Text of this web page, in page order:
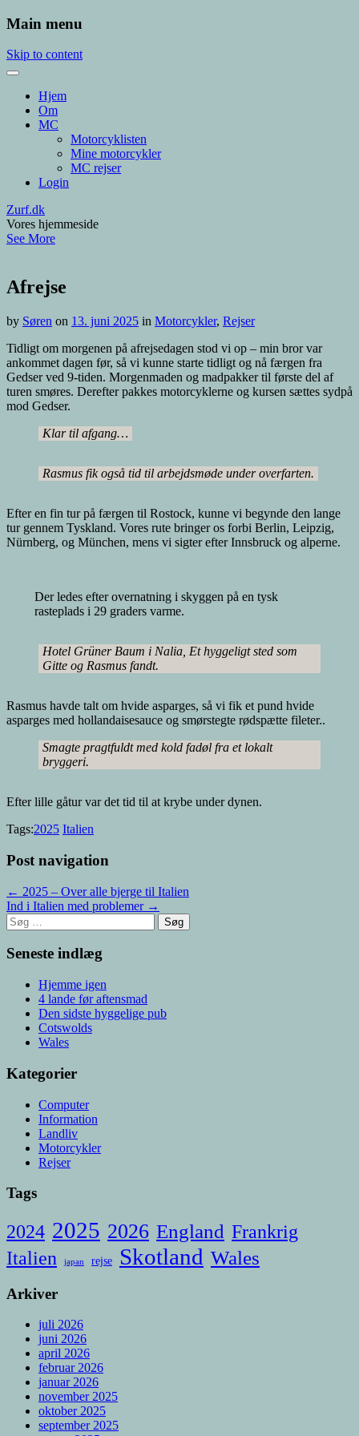
Main menu
Skip to content
Hjem
Om
MC
Motorcyklisten
Mine motorcykler
MC rejser
Login
Zurf.dk
Vores hjemmeside
See More
Afrejse
by Søren on 13. juni 2025 in Motorcykler, Rejser
Tidligt om morgenen på afrejsedagen stod vi op – min bror var
ankommet dagen før, så vi kunne starte tidligt og nå færgen fra
Gedser ved 9-tiden. Morgenmaden og madpakker til første del af
turen smøres. Derefter pakkes motorcyklerne og kursen sættes sydpå
mod Gedser.
Klar til afgang…
Rasmus fik også tid til arbejdsmøde under overfarten.
Efter en fin tur på færgen til Rostock, kunne vi begynde den lange
tur gennem Tyskland. Vores rute bringer os forbi Berlin, Leipzig,
Nürnberg, og München, mens vi sigter efter Innsbruck og alperne.
Der ledes efter overnatning i skyggen på en tysk
rasteplads i 29 graders varme.
Hotel Grüner Baum i Nalia, Et hyggeligt sted som
Gitte og Rasmus fandt.
Rasmus havde talt om hvide asparges, så vi fik et pund hvide
asparges med hollandaisesauce og smørstegte rødspætte fileter..
Smagte pragtfuldt med kold fadøl fra et lokalt
bryggeri.
Efter lille gåtur var det tid til at krybe under dynen.
Tags:2025 Italien
Post navigation
← 2025 – Over alle bjerge til Italien
Ind i Italien med problemer →
Søg
efter:
Seneste indlæg
Hjemme igen
4 lande før aftensmad
Den sidste hyggelige pub
Cotswolds
Wales
Kategorier
Computer
Information
Landliv
Motorcykler
Rejser
Tags
2024 2025 2026 England Frankrig
Italien
japan rejse Skotland Wales
Arkiver
juli 2026
juni 2026
april 2026
februar 2026
januar 2026
november 2025
oktober 2025
september 2025